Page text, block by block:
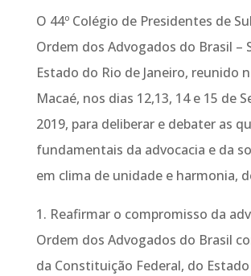
O 44º Colégio de Presidentes de
Ordem dos Advogados do Brasil –
Estado do Rio de Janeiro, reunido
Macaé, nos dias 12,13, 14 e 15 de
2019, para deliberar e debater as
fundamentais da advocacia e da
em clima de unidade e harmonia,
1. Reafirmar o compromisso da
Ordem dos Advogados do Brasil
da Constituição Federal, do Estado